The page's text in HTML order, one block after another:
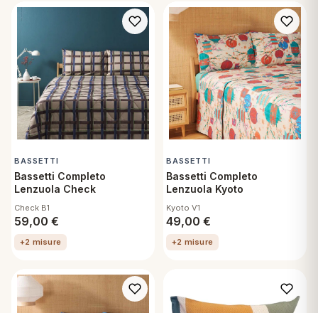
BASSETTI
Bassetti Completo
Lenzuola Check
Check B1
59,00 €
+2 misure
BASSETTI
Bassetti Completo
Lenzuola Kyoto
Kyoto V1
49,00 €
+2 misure